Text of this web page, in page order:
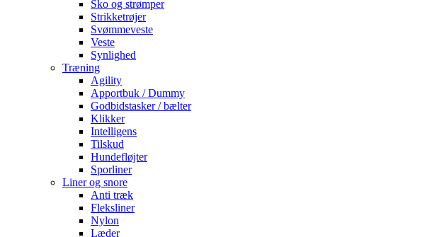
Sko og strømper
Strikketrøjer
Svømmeveste
Veste
Synlighed
Træning
Agility
Apportbuk / Dummy
Godbidstasker / bælter
Klikker
Intelligens
Tilskud
Hundefløjter
Sporliner
Liner og snore
Anti træk
Fleksliner
Nylon
Læder